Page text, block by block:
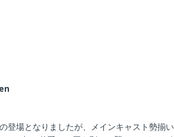
登場となりましたが、メインキャスト勢揃